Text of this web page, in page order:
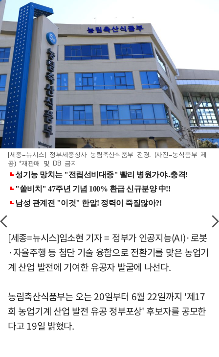
[세종=뉴시스] 정부세종청사 농림축산식품부 전경. (사진=농식품부 제
공) *재판매 및 DB 금지
[세종=뉴시스]임소현 기자 = 정부가 인공지능(AI)·로봇
·자율주행 등 첨단 기술 융합으로 전환기를 맞은 농업기
계 산업 발전에 기여한 유공자 발굴에 나선다.
농림축산식품부는 오는 20일부터 6월 22일까지 '제17
회 농업기계 산업 발전 유공 정부포상' 후보자를 공모한
다고 19일 밝혔다.